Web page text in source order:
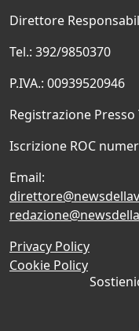
Direttore
Tel.: 392/9850370
P.IVA.: 00939520946
Registrazione
Iscrizione ROC
Email:
Privacy Policy
Cookie Policy